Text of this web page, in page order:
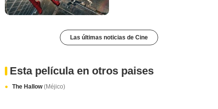
Las últimas noticias de Cine
Esta película en otros paises
The Hallow(Méjico)